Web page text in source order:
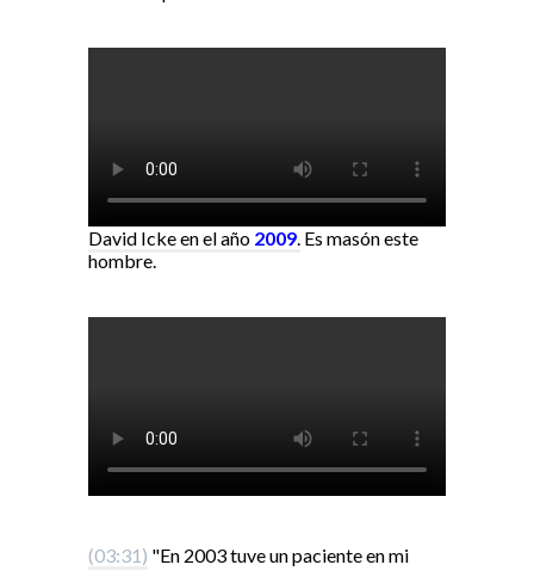
David Icke en el año 2009. Es masón este
hombre.
(03:31) "En 2003 tuve un paciente en mi